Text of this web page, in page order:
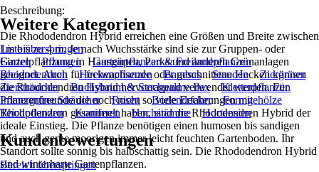
Beschreibung:
Die Rhododendron Hybrid erreichen eine Größen und Breite zwischen
1m bis zu 4 m. Je nach Wuchsstärke sind sie zur Gruppen- oder
Einzelpflanzung in Hausgärten, Parks und anderen Grünanlagen
geeignet. Auch für freiwachsende oder geschnittene Hecken können
die Rhododendren Hybrid hervorragend verwendet werden. Für
Pflanzenfreunde die noch nicht so viele Erfahrungen mit
Rhododendron gesammelt haben, sind die Rhododendren Hybrid der
ideale Einstieg. Die Pflanze benötigen einen humosen bis sandigen
und auch gerne moorigen immer leicht feuchten Gartenboden. Ihr
Standort sollte sonnig bis halbschattig sein. Die Rhododendron Hybrid
sind winterharte Gartenpflanzen.
Weitere Kategorien
Liste überspringen
Garten
Pflanzen
Gartenpflanzen & Freilandpflanzen
Rhododendron
Heckenpflanzen Bambus Stauden
Ziergräser
Ziersträucher
Buchsbaum & Stechpalme Ilex
Kletterpflanzen
Immergrüne Sträucher
Rosen Bodendecker
Formgehölze
Teichpflanzen
Koniferen Hochstämme Hortensien
Kundenbewertungen
Bereich überspringen